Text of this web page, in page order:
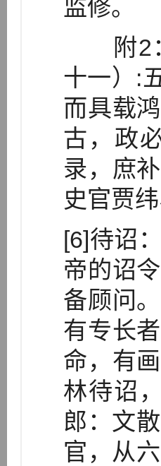
监修。
附2：
十一）:
而具载
古，政
录，庶
史官贾
[6]待诏
帝的诏
备顾问
有专长
命，有
林待诏
郎：文
官，从